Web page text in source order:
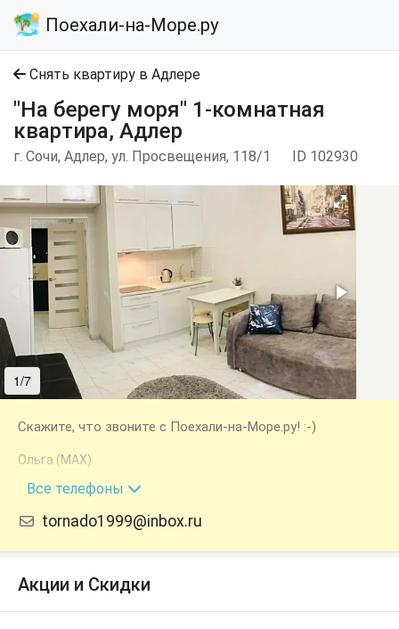
Поехали-на-Море.ру
Снять квартиру в Адлере
"На берегу моря" 1-комнатная
квартира, Адлер
г. Сочи, Адлер, ул. Просвещения, 118/1 ID 102930
1/7
Скажите, что звоните с Поехали-на-Море.ру! :-)
Ольга (MAX)
+7 (951) 243-57-77
Все телефоны
tornado1999@inbox.ru
Акции и Скидки